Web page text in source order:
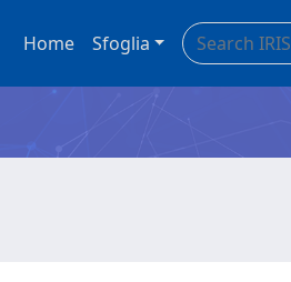
Home Sfoglia